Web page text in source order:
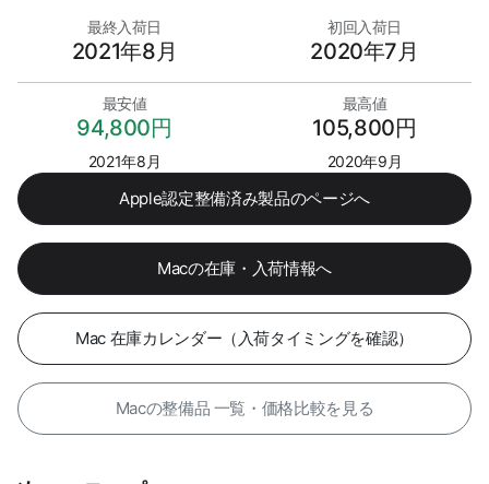
最終入荷日
2021年8月
初回入荷日
2020年7月
最安値
94,800円
2021年8月
最高値
105,800円
2020年9月
Apple認定整備済み製品のページへ
Macの在庫・入荷情報へ
Mac 在庫カレンダー（入荷タイミングを確認）
Macの整備品 一覧・価格比較を見る